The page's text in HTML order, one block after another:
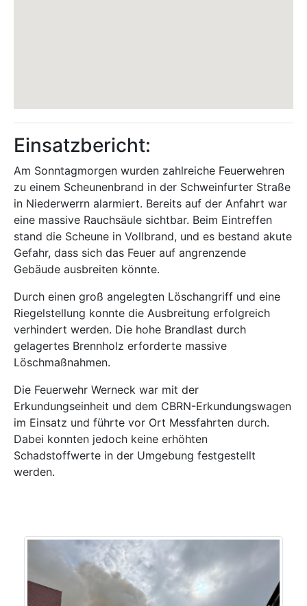
Einsatzbericht:
Am Sonntagmorgen wurden zahlreiche Feuerwehren
zu einem Scheunenbrand in der Schweinfurter Straße
in Niederwerrn alarmiert. Bereits auf der Anfahrt war
eine massive Rauchsäule sichtbar. Beim Eintreffen
stand die Scheune in Vollbrand, und es bestand akute
Gefahr, dass sich das Feuer auf angrenzende
Gebäude ausbreiten könnte.
Durch einen groß angelegten Löschangriff und eine
Riegelstellung konnte die Ausbreitung erfolgreich
verhindert werden. Die hohe Brandlast durch
gelagertes Brennholz erforderte massive
Löschmaßnahmen.
Die Feuerwehr Werneck war mit der
Erkundungseinheit und dem CBRN-Erkundungswagen
im Einsatz und führte vor Ort Messfahrten durch.
Dabei konnten jedoch keine erhöhten
Schadstoffwerte in der Umgebung festgestellt
werden.